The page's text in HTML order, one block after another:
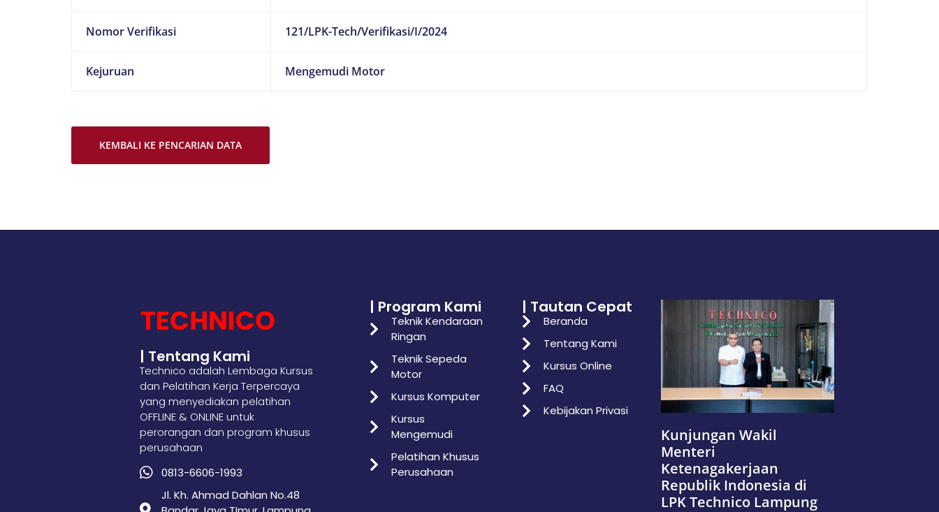
Nomor Verifikasi 121/LPK-Tech/Verifikasi/I/2024
Kejuruan Mengemudi Motor
KEMBALI KE PENCARIAN DATA
| Tentang Kami
Technico adalah Lembaga Kursus
dan Pelatihan Kerja Terpercaya
yang menyediakan pelatihan
OFFLINE & ONLINE untuk
perorangan dan program khusus
perusahaan
0813-6606-1993
Jl. Kh. Ahmad Dahlan No.48
| Program Kami
Teknik Kendaraan
Ringan
Teknik Sepeda
Motor
Kursus Komputer
Kursus
Mengemudi
Pelatihan Khusus
Perusahaan
| Tautan Cepat
Beranda
Tentang Kami
Kursus Online
FAQ
Kebijakan Privasi
Kunjungan Wakil
Menteri
Ketenagakerjaan
Republik Indonesia di
LPK Technico Lampung